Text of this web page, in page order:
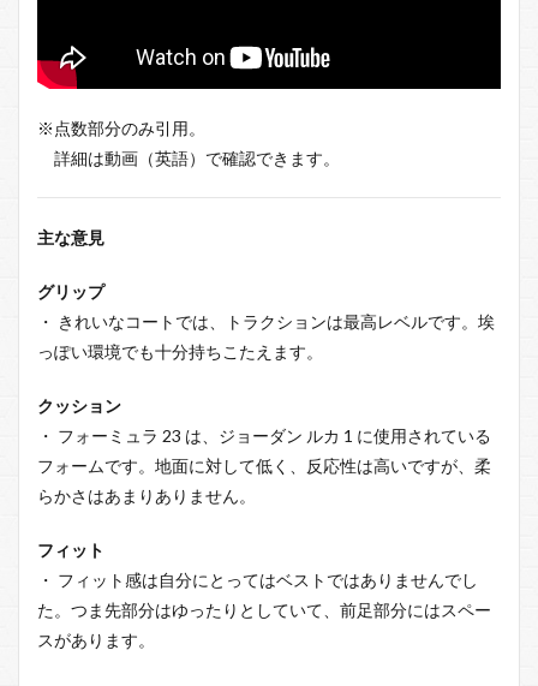
※点数部分のみ引用。
詳細は動画（英語）で確認できます。
主な意見
グリップ
・ きれいなコートでは、トラクションは最高レベルです。埃
っぽい環境でも十分持ちこたえます。
クッション
・ フォーミュラ 23 は、ジョーダン ルカ 1 に使用されている
フォームです。地面に対して低く、反応性は高いですが、柔
らかさはあまりありません。
フィット
・ フィット感は自分にとってはベストではありませんでし
た。つま先部分はゆったりとしていて、前足部分にはスペー
スがあります。